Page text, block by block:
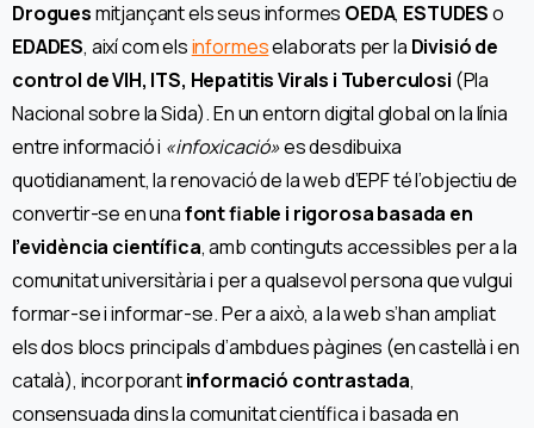
Droguesmitjançant els seus informes OEDA, ESTUDESo
EDADES, així com elsinformeselaborats per la Divisió de
control de VIH, ITS, Hepatitis Virals i Tuberculosi (Pla
Nacional sobre la Sida). En un entorn digital global on la línia
entre informació i «infoxicació»es desdibuixa
quotidianament, la renovació de la web d’EPF té l’objectiu de
convertir-se en unafont fiable i rigorosa basada en
l’evidència científica, amb continguts accessibles per a la
comunitat universitària i per a qualsevol persona que vulgui
formar-se i informar-se. Per a això, a la web s’han ampliat
els dos blocs principals d’ambdues pàgines (en castellà i en
català), incorporantinformació contrastada,
consensuada dins la comunitat científica i basada en